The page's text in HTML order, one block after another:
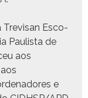
Tre­visan Esco­
Paulista de
aos
e